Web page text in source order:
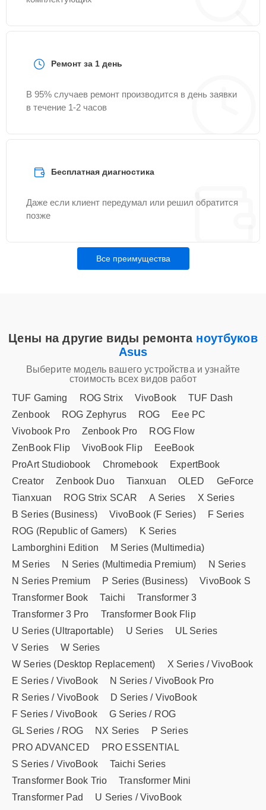
Ремонт за 1 день
В 95% случаев ремонт производится в день заявки
в течение 1-2 часов
Бесплатная диагностика
Даже если клиент передумал или решил обратится
позже
Все преимущества
Цены на другие виды ремонта ноутбуков
Asus
Выберите модель вашего устройства и узнайте
стоимость всех видов работ
TUF Gaming
ROG Strix VivoBook
TUF Dash
Zenbook
ROG Zephyrus ROG
Eee PC
Vivobook Pro
Zenbook Pro
ROG Flow
ZenBook Flip
VivoBook Flip
EeeBook
ProArt Studiobook
Chromebook
ExpertBook
Creator
Zenbook Duo Tianxuan OLED
GeForce
Tianxuan
ROG Strix SCAR A Series
X Series
B Series (Business)
VivoBook (F Series)
F Series
ROG (Republic of Gamers)
K Series
Lamborghini Edition
M Series (Multimedia)
M Series
N Series (Multimedia Premium)
N Series
N Series Premium
P Series (Business)
VivoBook S
Transformer Book
Taichi
Transformer 3
Transformer 3 Pro
Transformer Book Flip
U Series (Ultraportable)
U Series
UL Series
V Series
W Series
W Series (Desktop Replacement)
X Series / VivoBook
E Series / VivoBook
N Series / VivoBook Pro
R Series / VivoBook
D Series / VivoBook
F Series / VivoBook
G Series / ROG
GL Series / ROG
NX Series
P Series
PRO ADVANCED
PRO ESSENTIAL
S Series / VivoBook
Taichi Series
Transformer Book Trio
Transformer Mini
Transformer Pad
U Series / VivoBook